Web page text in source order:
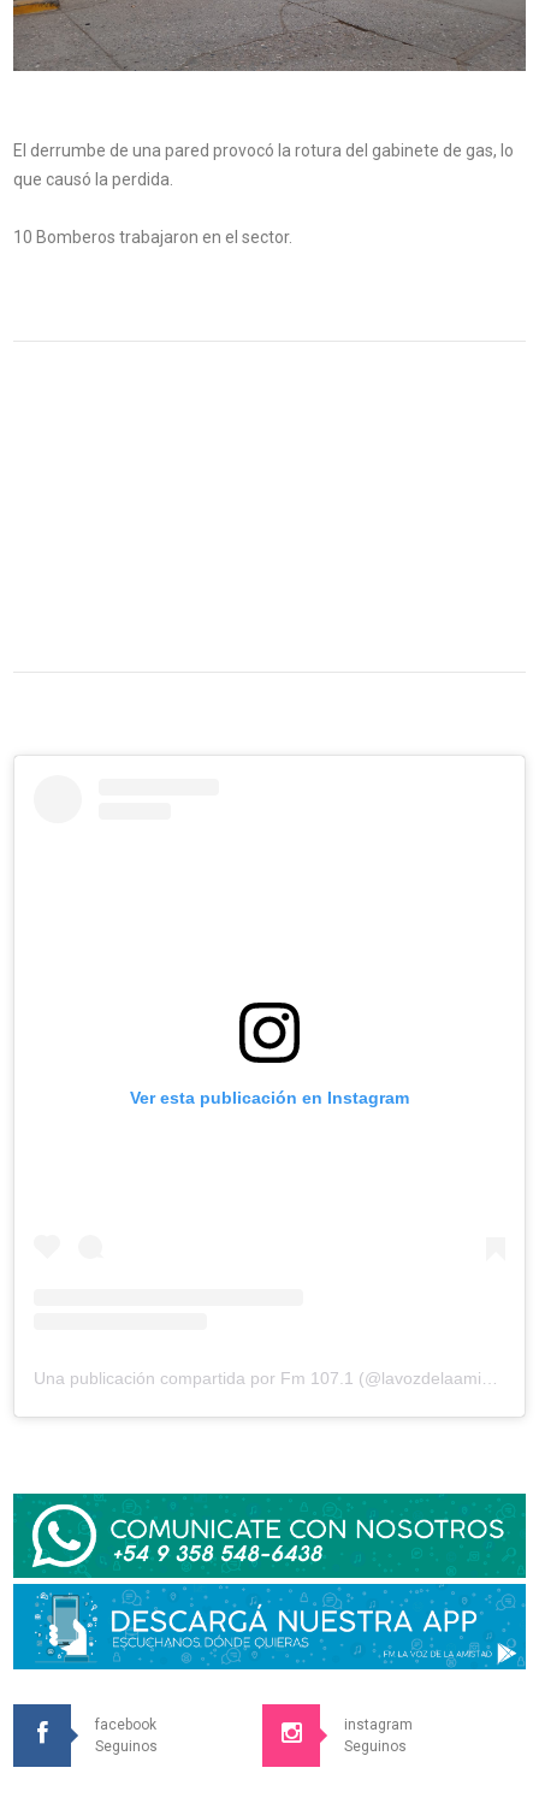
El derrumbe de una pared provocó la rotura del gabinete de gas, lo
que causó la perdida.
10 Bomberos trabajaron en el sector.
Ver esta publicación en Instagram
facebook
Seguinos
instagram
Seguinos